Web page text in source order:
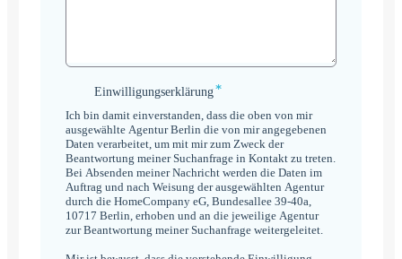
Einwilligungserklärung
Einwilligungserklärung*
Ich bin damit einverstanden, dass die oben von mir
ausgewählte Agentur Berlin die von mir angegebenen
Daten verarbeitet, um mit mir zum Zweck der
Beantwortung meiner Suchanfrage in Kontakt zu treten.
Bei Absenden meiner Nachricht werden die Daten im
Auftrag und nach Weisung der ausgewählten Agentur
durch die HomeCompany eG, Bundesallee 39-40a,
10717 Berlin, erhoben und an die jeweilige Agentur
zur Beantwortung meiner Suchanfrage weitergeleitet.